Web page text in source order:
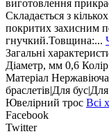
виготовлення
Складається з
покритих захисним
гнучкий.Товщина:...
Загальні
Діаметр, мм 0,6 Колір
Матеріал Нержавіюча
браслетів|Для
Ювелірний трос Всі
Facebook
Twitter